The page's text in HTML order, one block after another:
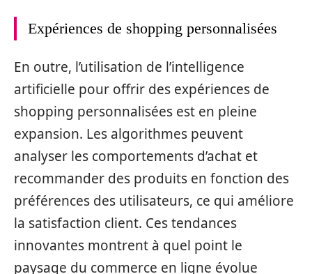
Expériences de shopping personnalisées
En outre, l’utilisation de l’intelligence
artificielle pour offrir des expériences de
shopping personnalisées est en pleine
expansion. Les algorithmes peuvent
analyser les comportements d’achat et
recommander des produits en fonction des
préférences des utilisateurs, ce qui améliore
la satisfaction client. Ces tendances
innovantes montrent à quel point le
paysage du commerce en ligne évolue